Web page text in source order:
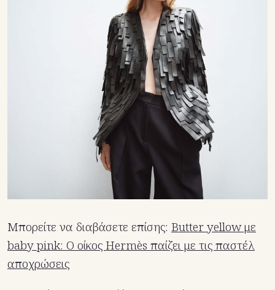
Μπορείτε να διαβάσετε επίσης: Butter yellow με
baby pink: Ο οίκος Hermès παίζει με τις παστέλ
αποχρώσεις